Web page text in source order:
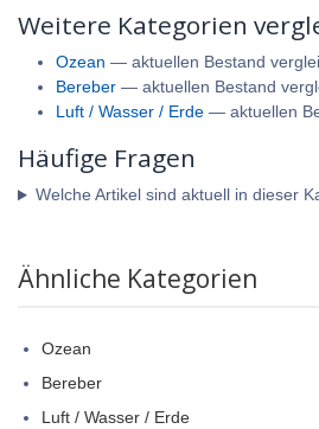
Weitere Kategorien
Ozean — aktuellen Bestand
Bereber — aktuellen Bestand
Luft / Wasser / Erde — aktuellen
Häufige Fragen
Welche Artikel sind aktuell in dieser
Ähnliche Kategorien
Ozean
Bereber
Luft / Wasser / Erde